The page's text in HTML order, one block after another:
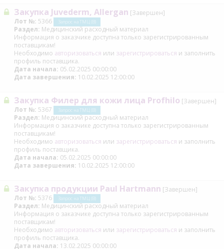
Закупка Juvederm, Allergan [Завершен]
Лот №: 5366 Запрос на ТМЦ (В)
Раздел: Медицинский расходный материал
Информация о заказчике доступна только зарегистрированным
поставщикам!
Необходимо авторизоваться или зарегистрироваться и заполнить
профиль поставщика.
Дата начала: 05.02.2025 00:00:00
Дата завершения: 10.02.2025 12:00:00
Закупка Филер для кожи лица Profhilo [Завершен]
Лот №: 5367 Запрос на ТМЦ (В)
Раздел: Медицинский расходный материал
Информация о заказчике доступна только зарегистрированным
поставщикам!
Необходимо авторизоваться или зарегистрироваться и заполнить
профиль поставщика.
Дата начала: 05.02.2025 00:00:00
Дата завершения: 10.02.2025 12:00:00
Закупка продукции Paul Hartmann [Завершен]
Лот №: 5376 Запрос на ТМЦ (В)
Раздел: Медицинский расходный материал
Информация о заказчике доступна только зарегистрированным
поставщикам!
Необходимо авторизоваться или зарегистрироваться и заполнить
профиль поставщика.
Дата начала: 13.02.2025 00:00:00